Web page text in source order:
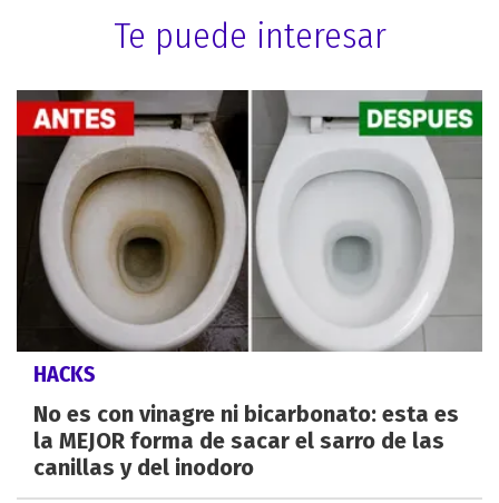
Te puede interesar
HACKS
No es con vinagre ni bicarbonato: esta es
la MEJOR forma de sacar el sarro de las
canillas y del inodoro